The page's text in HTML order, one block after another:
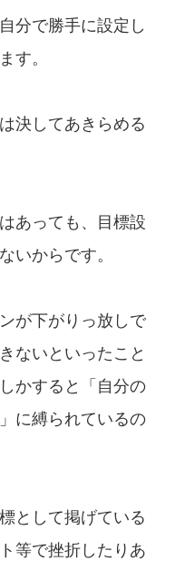
分で勝手に設定し
す。
決してあきらめる
あっても、目標設
いからです。
が下がりっ放しで
ないといったこと
かすると「自分の
に縛られているの
として掲げている
等で挫折したりあ